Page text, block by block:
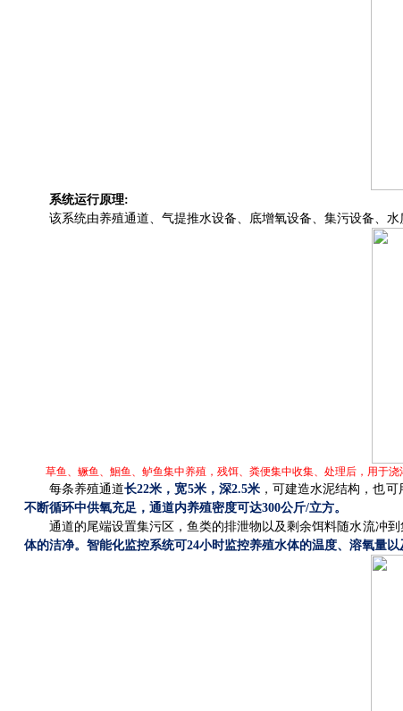
系统运行原理:
该系统由养殖通道、气提推水设备、底增氧设备、集污设备、水
草鱼、鳜鱼、鮰鱼、鲈鱼集中养殖，残饵、粪便集中收集、处理后，用于
每条养殖通道长22米，宽5米，深2.5米，可建造水泥结构，也可
不断循环中供氧充足，通道内养殖密度可达300公斤/立方。
通道的尾端设置集污区，鱼类的排泄物以及剩余饵料随水流冲到
体的洁净。智能化监控系统可24小时监控养殖水体的温度、溶氧量以